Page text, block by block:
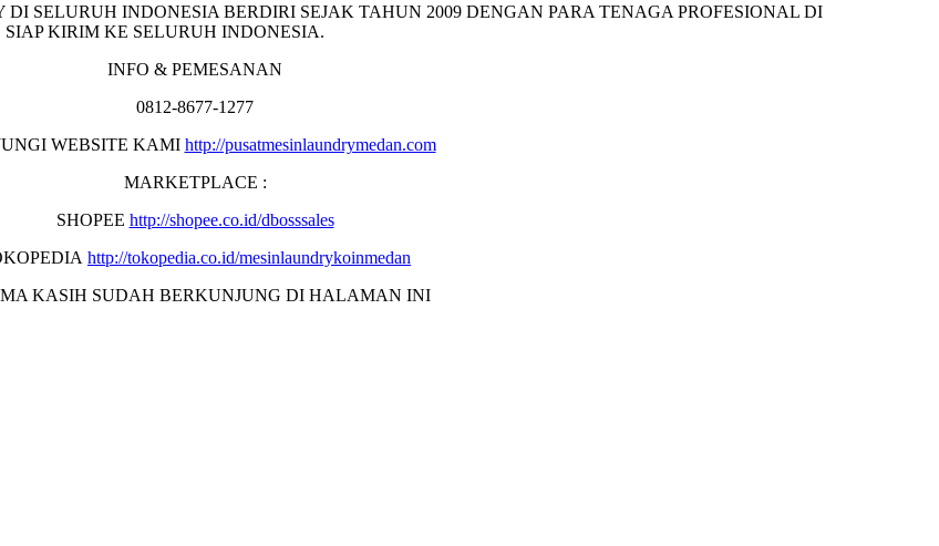
SELURUH INDONESIA BERDIRI SEJAK TAHUN 2009 DENGAN PARA TENAGA PROFESIONAL DI
KIRIM KE SELURUH INDONESIA.
INFO & PEMESANAN
0812-8677-1277
WEBSITE KAMI http://pusatmesinlaundrymedan.com
MARKETPLACE :
SHOPEE http://shopee.co.id/dbosssales
http://tokopedia.co.id/mesinlaundrykoinmedan
KASIH SUDAH BERKUNJUNG DI HALAMAN INI